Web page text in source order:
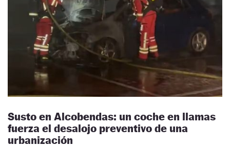
Susto en Alcobendas: un coche en llamas
fuerza el desalojo preventivo de una
urbanización